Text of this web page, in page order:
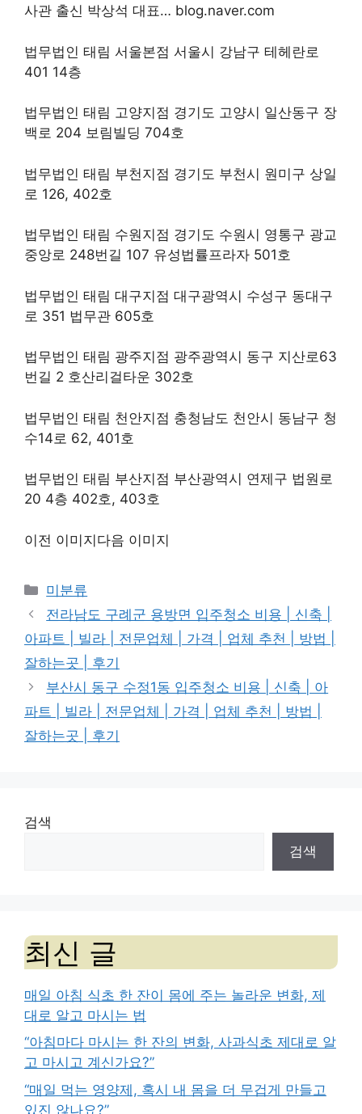
사관 출신 박상석 대표… blog.naver.com
법무법인 태림 서울본점 서울시 강남구 테헤란로
401 14층
법무법인 태림 고양지점 경기도 고양시 일산동구 장
백로 204 보림빌딩 704호
법무법인 태림 부천지점 경기도 부천시 원미구 상일
로 126, 402호
법무법인 태림 수원지점 경기도 수원시 영통구 광교
중앙로 248번길 107 유성법률프라자 501호
법무법인 태림 대구지점 대구광역시 수성구 동대구
로 351 법무관 605호
법무법인 태림 광주지점 광주광역시 동구 지산로63
번길 2 호산리걸타운 302호
법무법인 태림 천안지점 충청남도 천안시 동남구 청
수14로 62, 401호
법무법인 태림 부산지점 부산광역시 연제구 법원로
20 4층 402호, 403호
이전 이미지다음 이미지
Categories
미분류
전라남도 구례군 용방면 입주청소 비용 | 신축 |
아파트 | 빌라 | 전문업체 | 가격 | 업체 추천 | 방법 |
잘하는곳 | 후기
부산시 동구 수정1동 입주청소 비용 | 신축 | 아
파트 | 빌라 | 전문업체 | 가격 | 업체 추천 | 방법 |
잘하는곳 | 후기
검색
검색
최신 글
매일 아침 식초 한 잔이 몸에 주는 놀라운 변화, 제
대로 알고 마시는 법
“아침마다 마시는 한 잔의 변화, 사과식초 제대로 알
고 마시고 계신가요?”
“매일 먹는 영양제, 혹시 내 몸을 더 무겁게 만들고
있진 않나요?”